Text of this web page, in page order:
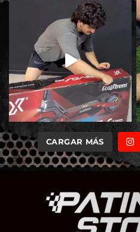
CARGAR MÁS